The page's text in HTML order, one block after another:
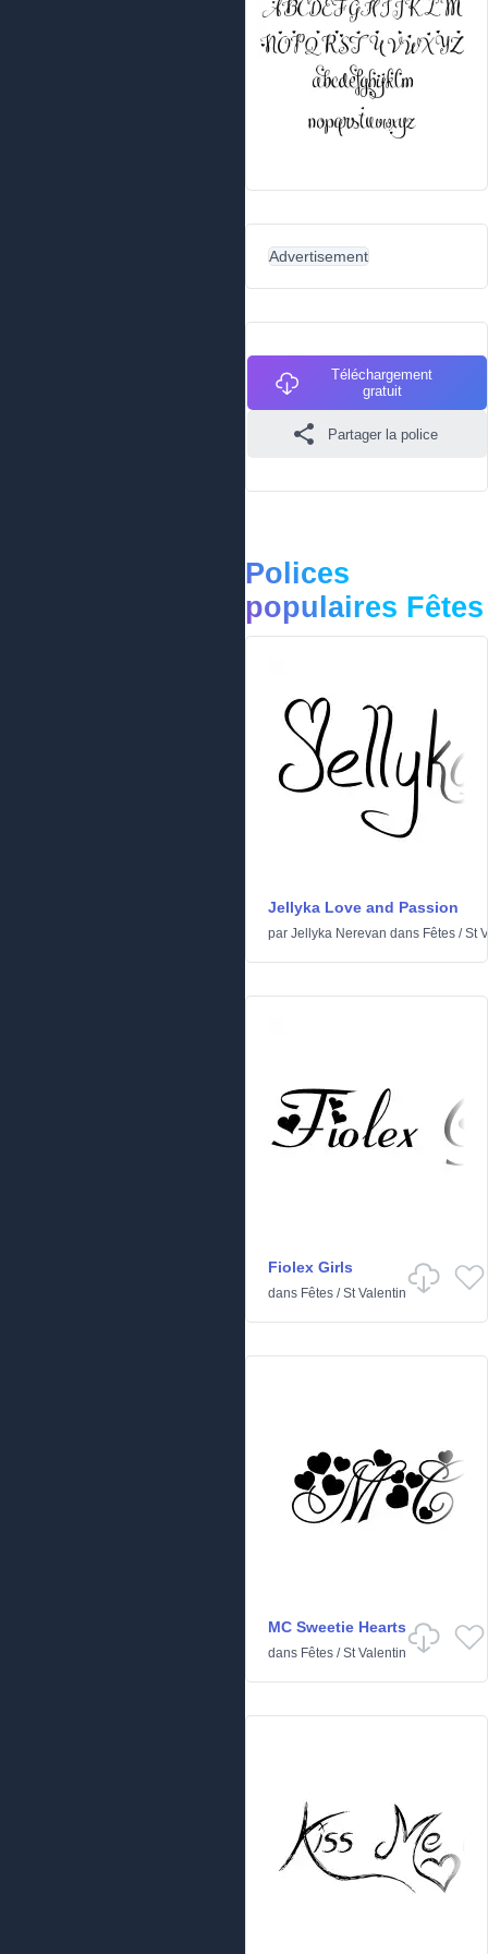
Advertisement
Téléchargement
gratuit
Partager la police
Polices
populaires Fêtes
Jellyka Love and Passion
par Jellyka Nerevan dans Fêtes /St
Fiolex Girls
dans Fêtes /St Valentin
MC Sweetie Hearts
dans Fêtes /St Valentin